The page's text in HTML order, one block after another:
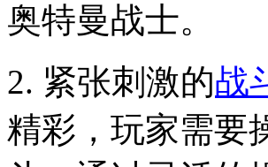
奥特曼战士。
2. 紧张刺激的战
精彩，玩家需要